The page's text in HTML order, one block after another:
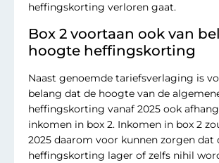
heffingskorting verloren gaat.
Box 2 voortaan ook van
hoogte heffingskorting
Naast genoemde tariefsverlaging is
belang dat de hoogte van de
heffingskorting vanaf 2025 ook
inkomen in box 2. Inkomen in box 2
2025 daarom voor kunnen zorgen dat
heffingskorting lager of zelfs nihil